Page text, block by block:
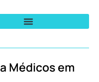
Médicos em